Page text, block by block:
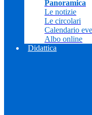
Panoramica
Le notizie
Le circolari
Calendario
Albo online
Didattica